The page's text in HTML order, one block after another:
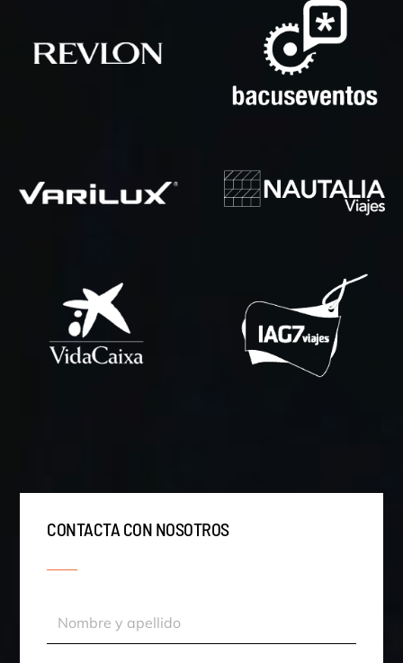
CONTACTA CON NOSOTROS